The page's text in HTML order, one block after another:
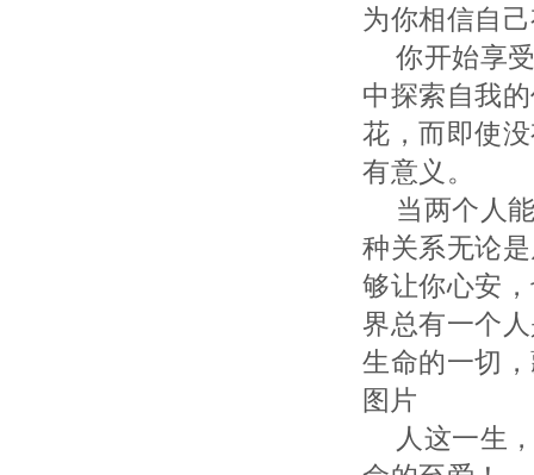
为你相信自
你开始享
中探索自我
花，而即使
有意义。
当两个人
种关系无论
够让你心安
界总有一个
生命的一切
图片
人这一生